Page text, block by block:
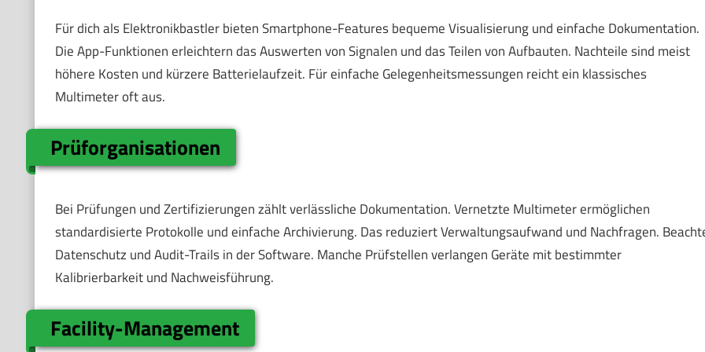
Für dich als Elektronikbastler bieten Smartphone-Features bequeme Visualisierung und einfache Dokumentation.
Die App-Funktionen erleichtern das Auswerten von Signalen und das Teilen von Aufbauten. Nachteile sind meist
höhere Kosten und kürzere Batterielaufzeit. Für einfache Gelegenheitsmessungen reicht ein klassisches
Multimeter oft aus.
Prüforganisationen
Bei Prüfungen und Zertifizierungen zählt verlässliche Dokumentation. Vernetzte Multimeter ermöglichen
standardisierte Protokolle und einfache Archivierung. Das reduziert Verwaltungsaufwand und Nachfragen.
Datenschutz und Audit-Trails in der Software. Manche Prüfstellen verlangen Geräte mit bestimmter
Kalibrierbarkeit und Nachweisführung.
Facility-Management